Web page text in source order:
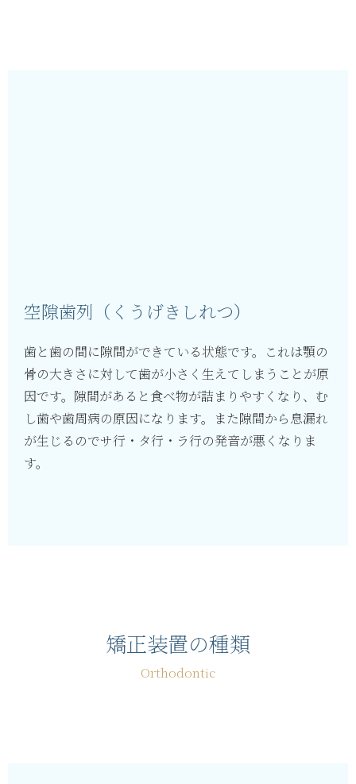
空隙歯列（くうげきしれつ）
歯と歯の間に隙間ができている状態です。これは顎の
骨の大きさに対して歯が小さく生えてしまうことが原
因です。隙間があると食べ物が詰まりやすくなり、む
し歯や歯周病の原因になります。また隙間から息漏れ
が生じるのでサ行・タ行・ラ行の発音が悪くなりま
す。
矯正装置の種類
Orthodontic